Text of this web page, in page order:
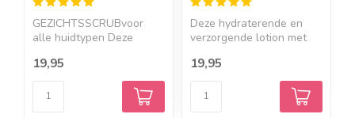
GEZICHTSSCRUBvoor
alle huidtypen Deze
19,95
Deze hydraterende en
verzorgende lotion met
19,95